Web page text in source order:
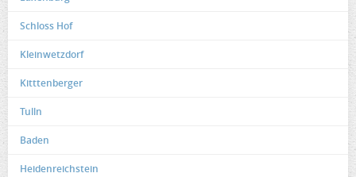
Schloss Hof
Kleinwetzdorf
Kitttenberger
Tulln
Baden
Heidenreichstein